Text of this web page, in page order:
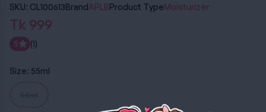
SKU: CL100613BrandAPLBProduct TypeMoisturizer
Tk 999
5 (1)
Size: 55ml